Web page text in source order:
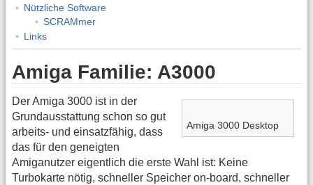
Nützliche Software
SCRAMmer
Links
Amiga Familie: A3000
Amiga 3000 Desktop
Der Amiga 3000 ist in der
Grundausstattung schon so gut
arbeits- und einsatzfähig, dass
das für den geneigten
Amiganutzer eigentlich die erste Wahl ist: Keine
Turbokarte nötig, schneller Speicher on-board, schneller